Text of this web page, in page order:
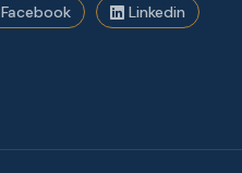
Facebook Linkedin